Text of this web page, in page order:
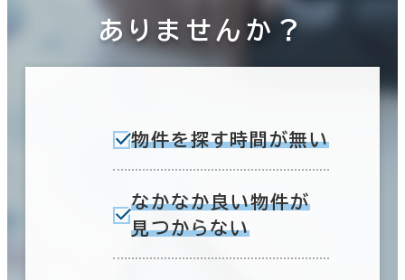
ありませんか？
物件を探す時間が無い
なかなか良い物件が
見つからない